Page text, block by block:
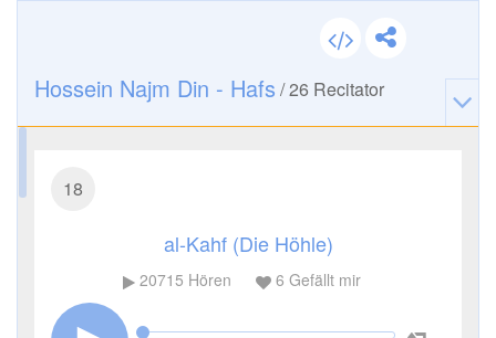
Hossein Najm Din - Hafs /26 Recitator
18
al-Kahf (Die Höhle)
20715 Hören 6 Gefällt mir